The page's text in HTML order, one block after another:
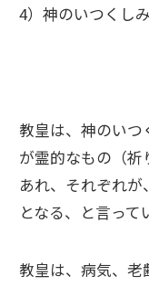
4）神のいつくし
教皇は、神のいつ
が霊的なもの（
あれ、それぞれ
となる、と言って
教皇は、病気、老